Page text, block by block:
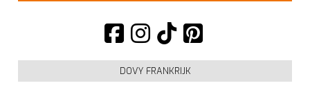
DOVY FRANKRIJK